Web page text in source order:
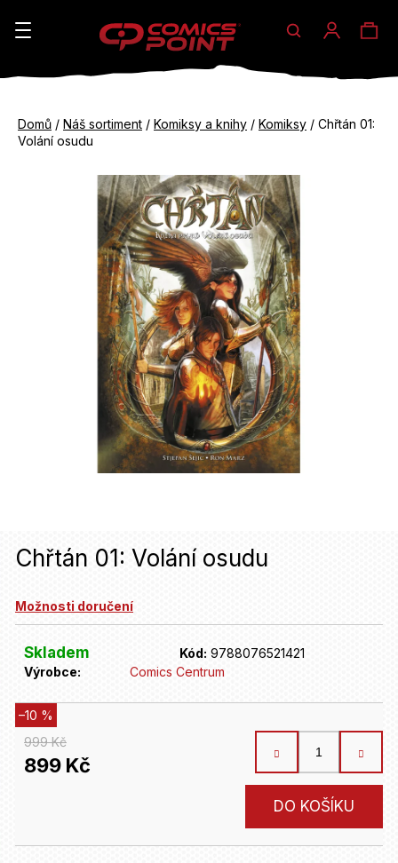
Hledat
Domů / Náš sortiment / Komiksy a knihy / Komiksy / Chřtán 01:
Volání osudu
Chřtán 01: Volání osudu
Možnosti doručení
Skladem Kód: 9788076521421
Výrobce:
Comics Centrum
999 Kč
–10 %
899 Kč
DO KOŠÍKU
K
do
do
n
j
?
HLEDAT